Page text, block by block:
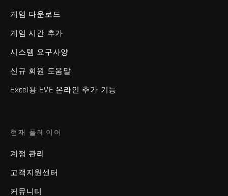
게임 다운로드
게임 시간 추가
시스템 요구사양
신규 회원 도움말
Excel용 EVE 온라인 추가 기능
현재 플레이어
계정 관리
고객지원센터
커뮤니티